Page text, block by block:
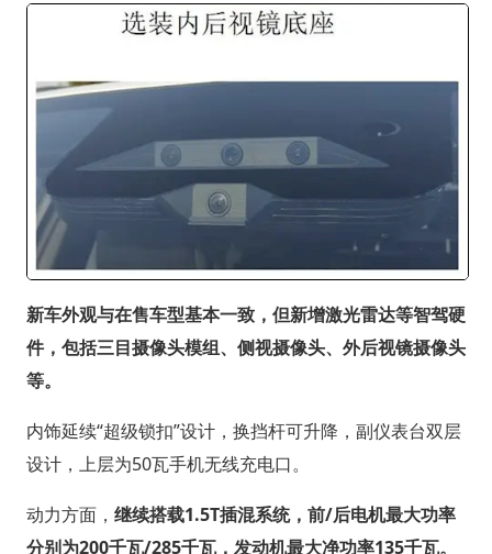
新车外观与在售车型基本一致，但新增激光雷达等智驾硬
件，包括三目摄像头模组、侧视摄像头、外后视镜摄像头
等。
内饰延续“超级锁扣”设计，换挡杆可升降，副仪表台双层
设计，上层为50瓦手机无线充电口。
动力方面， 继续搭载1.5T插混系统，前/后电机最大功率
分别为200千瓦/285千瓦，发动机最大净功率135千瓦。